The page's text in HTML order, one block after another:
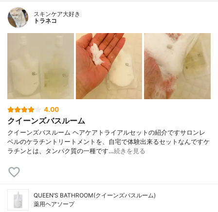
スキンケア大好き
トラネコ
4.00
クイーンズバスルーム
クイーンズバスルーム ヘアケアトライアルセットの紹介ですサロンレ
ベルのケラチントリートメントを、自宅で体験出来るセットなんですケ
ラチンとは、タンパク質の一種です…続きを見る
QUEEN’S BATHROOM(クイーンズバスルーム)
薬用ヘアソープ